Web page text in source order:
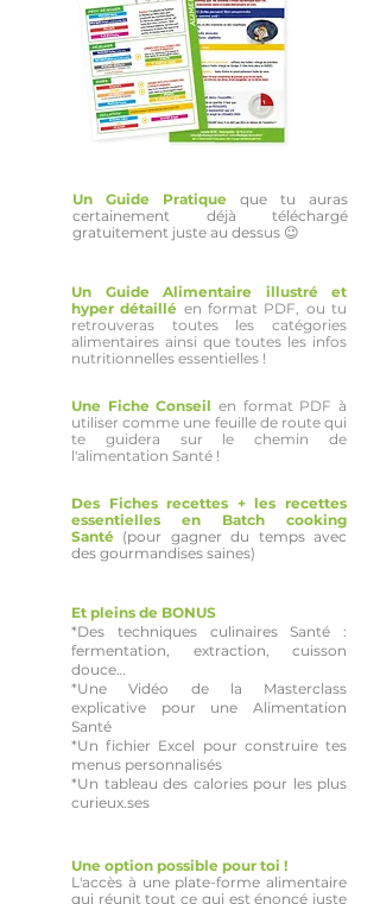
Un Guide Pratique
que tu auras
certainement déjà téléchargé
gratuitement juste au dessus 😉
Un Guide Alimentaire illustré et
hyper détaillé en format PDF, ou tu
retrouveras toutes les catégories
alimentaires ainsi que toutes les infos
nutritionnelles essentielles !
Une Fiche Conseil en format PDF à
utiliser comme une feuille de route qui
te guidera sur le chemin de
l'alimentation Santé !
Des Fiches recettes + les recettes
essentielles en Batch cooking
Santé (pour gagner du temps avec
des gourmandises saines)
Et pleins de BONUS
*Des techniques culinaires Santé :
fermentation, extraction, cuisson
douce…
*Une Vidéo de la Masterclass
explicative pour une Alimentation
Santé
*Un fichier Excel pour construire tes
menus personnalisés
*Un tableau des calories pour les plus
curieux.ses
Une option possible pour toi !
L'accès à une plate-forme alimentaire
qui réunit tout ce qui est énoncé juste